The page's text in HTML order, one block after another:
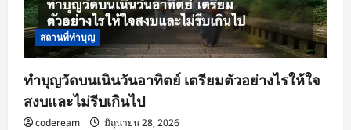
สถานที่ทำบุญ
ทำบุญวัดบนเนินวันอาทิตย์ เตรียมตัวอย่างไรให้ใจ
สงบและไม่รีบเกินไป
codeream มิถุนายน 28, 2026